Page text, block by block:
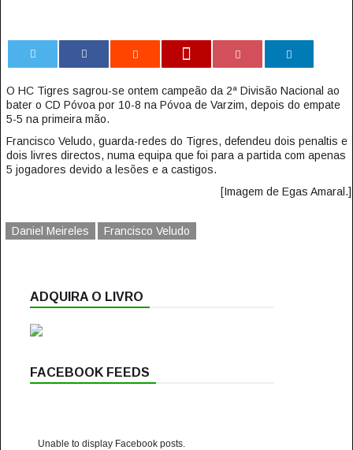
O HC Tigres sagrou-se ontem campeão da 2ª Divisão Nacional ao
bater o CD Póvoa por 10-8 na Póvoa de Varzim, depois do empate
5-5 na primeira mão.
Francisco Veludo, guarda-redes do Tigres, defendeu dois penaltis e
dois livres directos, numa equipa que foi para a partida com apenas
5 jogadores devido a lesões e a castigos.
[Imagem de Egas Amaral.]
Daniel Meireles Francisco Veludo
ADQUIRA O LIVRO
FACEBOOK FEEDS
Unable to display Facebook posts.